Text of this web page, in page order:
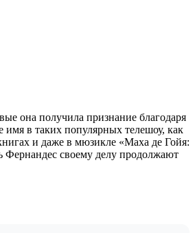
она получила признание благодаря
имя в таких популярных телешоу, как
и даже в мюзикле «Маха де Гойя:
Фернандес своему делу продолжают